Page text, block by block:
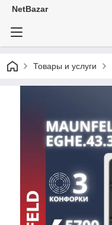
NetBazar
Товары и услуги